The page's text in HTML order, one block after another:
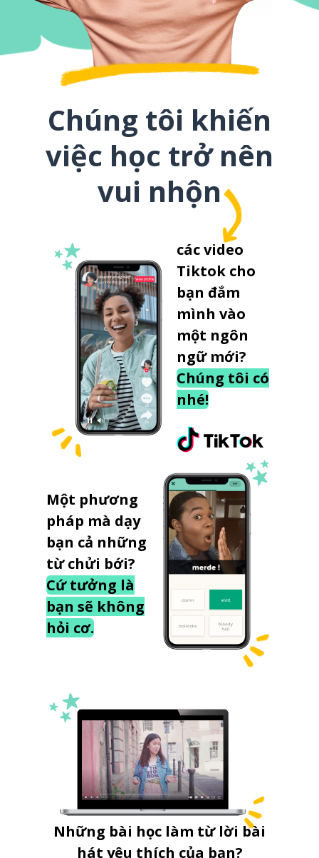
Chúng tôi khiến
việc học trở nên
vui nhộn
các video
Tiktok cho
bạn đắm
mình vào
một ngôn
ngữ mới?
Chúng tôi có
nhé!
Một phương
pháp mà dạy
bạn cả những
từ chửi bới?
Cứ tưởng là
bạn sẽ không
hỏi cơ.
Những bài học làm từ lời bài
hát yêu thích của bạn?